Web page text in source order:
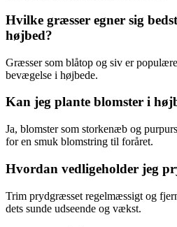
Hvilke græsser egner sig
højbed?
Græsser som blåtop og siv er
bevægelse i højbede.
Kan jeg plante blomster i
Ja, blomster som storkenæb og
for en smuk blomstring til foråret.
Hvordan vedligeholder jeg
Trim prydgræsset regelmæssigt og
dets sunde udseende og vækst.